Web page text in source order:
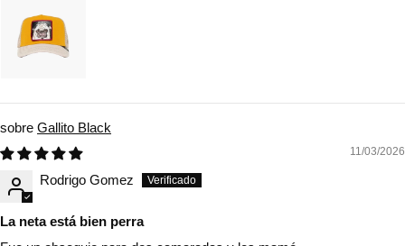
Gallito Black
11/03/2026
Rodrigo Gomez
La neta está bien perra